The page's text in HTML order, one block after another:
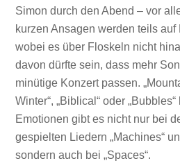
Simon durch den Abend – vor
kurzen Ansagen werden teils auf
wobei es über Floskeln nicht
davon dürfte sein, dass mehr
minütige Konzert passen.
Winter“, „Biblical“ oder
Emotionen gibt es nicht nur bei
gespielten Liedern „Machines“
sondern auch bei „Spaces“.